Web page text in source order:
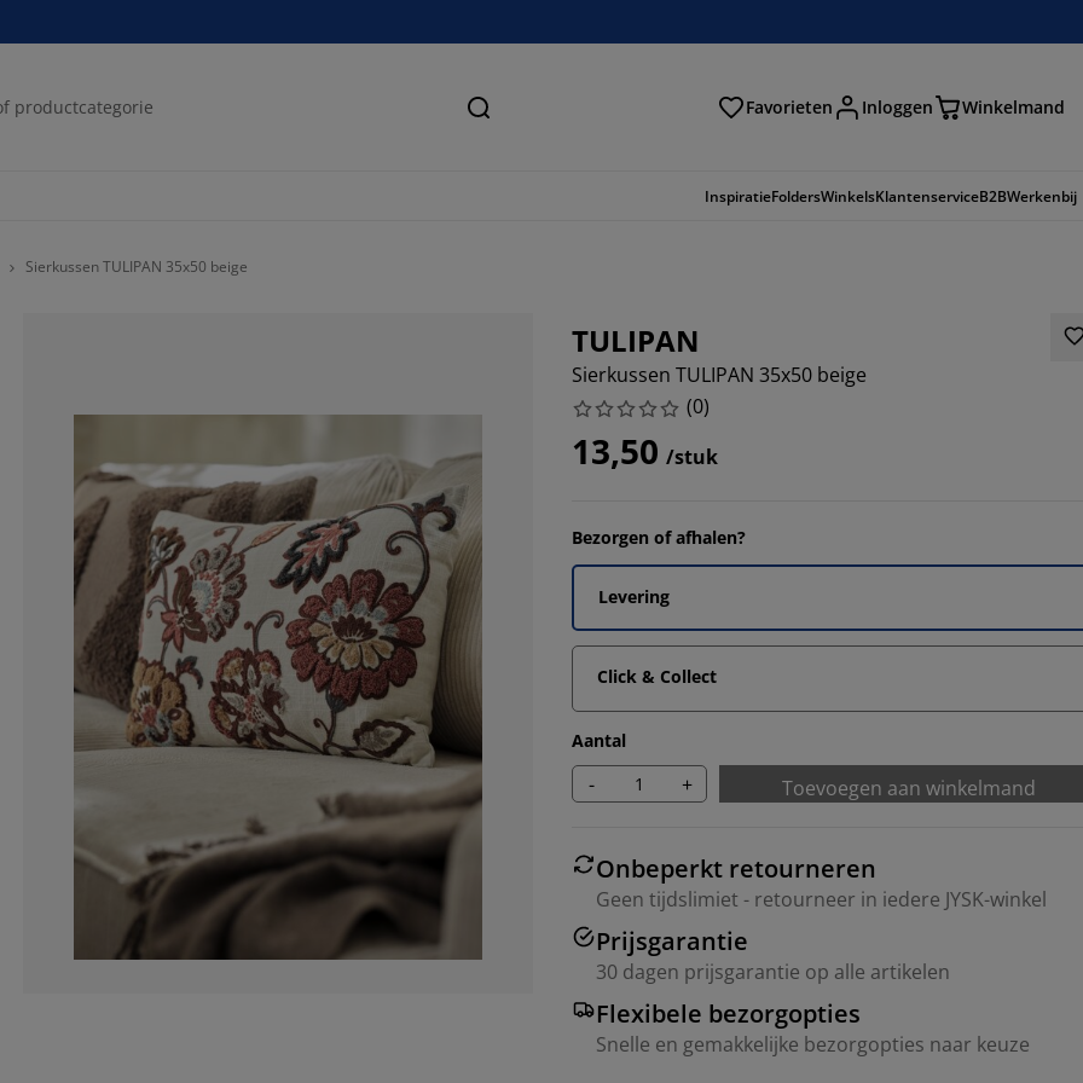
Zoeken Favorieten Inloggen Winkelmand
InspiratieFoldersWinkelsKlantenserviceB2BWerkenbij
Sierkussen TULIPAN 35x50 beige
TULIPAN
Sierkussen TULIPAN 35x50 beige
(0)
13,50 /stuk
Bezorgen of afhalen?
Levering
Click & Collect
Aantal
- + Toevoegen aan winkelmand
Onbeperkt retourneren
Geen tijdslimiet - retourneer in iedere JYSK-winkel
Prijsgarantie
30 dagen prijsgarantie op alle artikelen
Flexibele bezorgopties
Snelle en gemakkelijke bezorgopties naar keuze